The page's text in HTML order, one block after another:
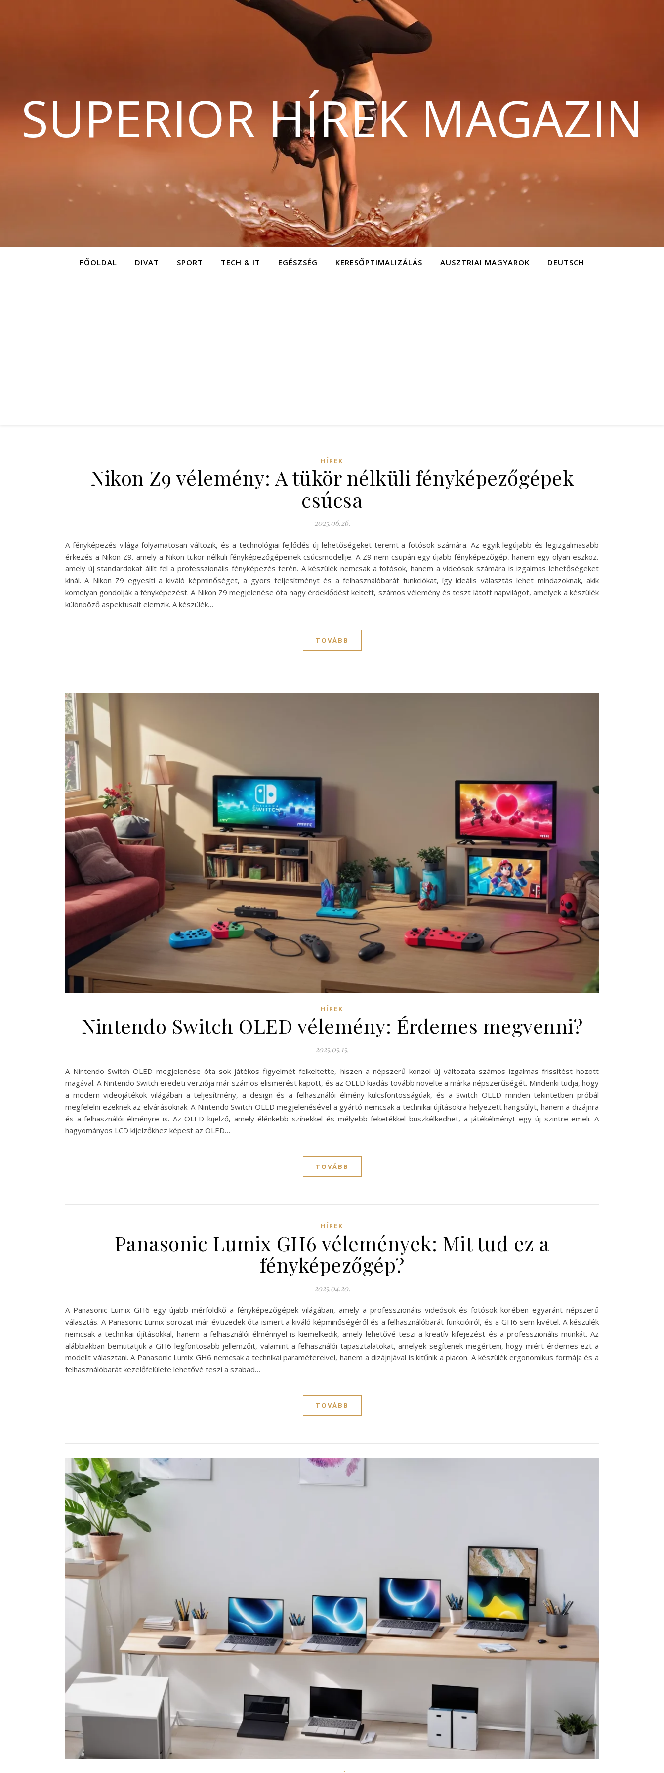
SUPERIOR HÍREK MAGAZIN
FŐOLDAL DIVAT SPORT TECH & IT EGÉSZSÉG KERESŐPTIMALIZÁLÁS AUSZTRIAI MAGYAROK DEUTSCH
HÍREK
Nikon Z9 vélemény: A tükör nélküli fényképezőgépek
csúcsa
2025.06.26.
A fényképezés világa folyamatosan változik, és a technológiai fejlődés új lehetőségeket teremt a fotósok számára. Az egyik legújabb és legizgalmasabb
érkezés a Nikon Z9, amely a Nikon tükör nélküli fényképezőgépeinek csúcsmodellje. A Z9 nem csupán egy újabb fényképezőgép, hanem egy olyan eszköz,
amely új standardokat állít fel a professzionális fényképezés terén. A készülék nemcsak a fotósok, hanem a videósok számára is izgalmas lehetőségeket
kínál. A Nikon Z9 egyesíti a kiváló képminőséget, a gyors teljesítményt és a felhasználóbarát funkciókat, így ideális választás lehet mindazoknak, akik
komolyan gondolják a fényképezést. A Nikon Z9 megjelenése óta nagy érdeklődést keltett, számos vélemény és teszt látott napvilágot, amelyek a készülék
különböző aspektusait elemzik. A készülék…
TOVÁBB
HÍREK
Nintendo Switch OLED vélemény: Érdemes megvenni?
2025.05.15.
A Nintendo Switch OLED megjelenése óta sok játékos figyelmét felkeltette, hiszen a népszerű konzol új változata számos izgalmas frissítést hozott
magával. A Nintendo Switch eredeti verziója már számos elismerést kapott, és az OLED kiadás tovább növelte a márka népszerűségét. Mindenki tudja, hogy
a modern videojátékok világában a teljesítmény, a design és a felhasználói élmény kulcsfontosságúak, és a Switch OLED minden tekintetben próbál
megfelelni ezeknek az elvárásoknak. A Nintendo Switch OLED megjelenésével a gyártó nemcsak a technikai újításokra helyezett hangsúlyt, hanem a dizájnra
és a felhasználói élményre is. Az OLED kijelző, amely élénkebb színekkel és mélyebb feketékkel büszkélkedhet, a játékélményt egy új szintre emeli. A
hagyományos LCD kijelzőkhez képest az OLED…
TOVÁBB
HÍREK
Panasonic Lumix GH6 vélemények: Mit tud ez a
fényképezőgép?
2025.04.20.
A Panasonic Lumix GH6 egy újabb mérföldkő a fényképezőgépek világában, amely a professzionális videósok és fotósok körében egyaránt népszerű
választás. A Panasonic Lumix sorozat már évtizedek óta ismert a kiváló képminőségéről és a felhasználóbarát funkcióiról, és a GH6 sem kivétel. A készülék
nemcsak a technikai újításokkal, hanem a felhasználói élménnyel is kiemelkedik, amely lehetővé teszi a kreatív kifejezést és a professzionális munkát. Az
alábbiakban bemutatjuk a GH6 legfontosabb jellemzőit, valamint a felhasználói tapasztalatokat, amelyek segítenek megérteni, hogy miért érdemes ezt a
modellt választani. A Panasonic Lumix GH6 nemcsak a technikai paramétereivel, hanem a dizájnjával is kitűnik a piacon. A készülék ergonomikus formája és a
felhasználóbarát kezelőfelülete lehetővé teszi a szabad…
TOVÁBB